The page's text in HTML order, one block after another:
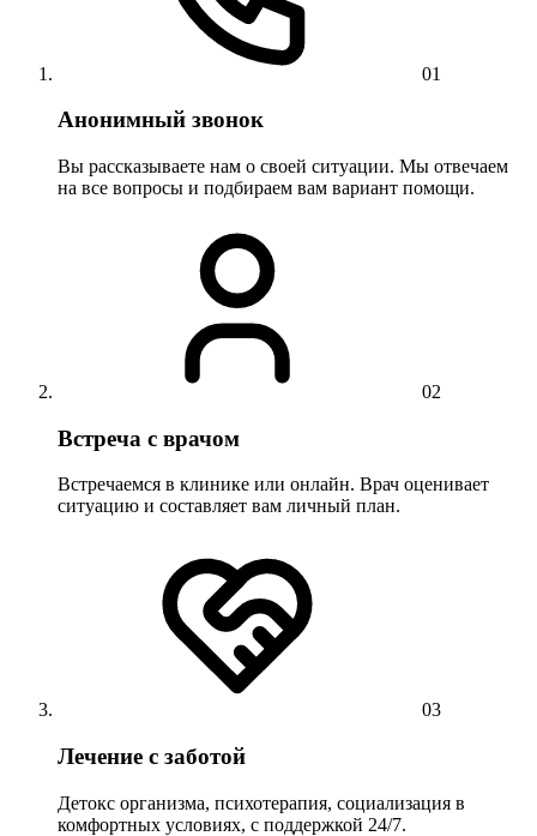
01
Анонимный звонок
Вы рассказываете нам о своей ситуации. Мы отвечаем
на все вопросы и подбираем вам вариант помощи.
02
Встреча с врачом
Встречаемся в клинике или онлайн. Врач оценивает
ситуацию и составляет вам личный план.
03
Лечение с заботой
Детокс организма, психотерапия, социализация в
комфортных условиях, с поддержкой 24/7.